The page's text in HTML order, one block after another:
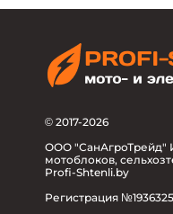
© 2017-2026
ООО "СанАгроТрейд"
мотоблоков,
Profi-Shtenli.by
Регистрация